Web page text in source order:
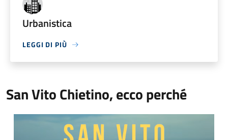
Urbanistica
LEGGI DI PIÙ
San Vito Chietino, ecco perché
Video Comune di San Vito Chietino